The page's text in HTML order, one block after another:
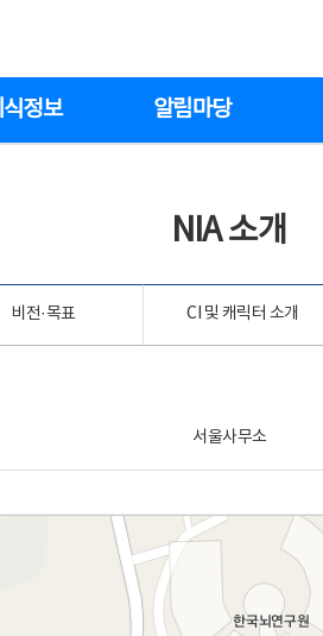
식정보 알림마당
NIA 소개
비전·목표 CI 및 캐릭터 소개
서울사무소